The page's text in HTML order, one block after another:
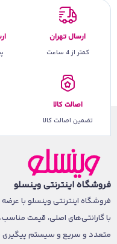
ارسال تهران
کمتر از 4 ساعت
اصالت کالا
تضمین اصالت کالا
فروشگاه اینترنتی وینسلو
فروشگاه اینترنتی وینسلو با
با گارانتی‌های اصلی، قیمت
متعدد و سریع و سیستم پیگیری